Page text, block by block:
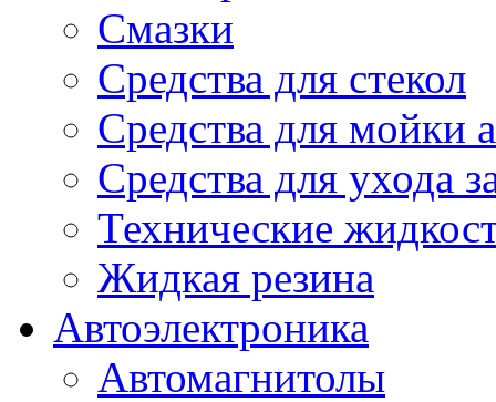
Смазки
Средства для стекол
Средства для мойки
Средства для ухода
Технические
Жидкая резина
Автоэлектроника
Автомагнитолы